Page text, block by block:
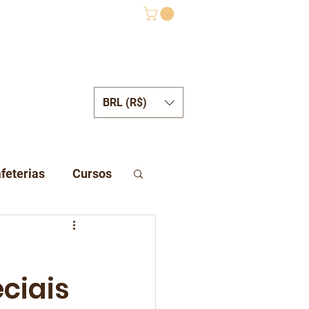
BRL (R$)
Cursos